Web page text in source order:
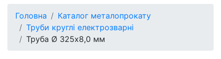
Головна
Каталог металопрокату
Труби круглі електрозварні
Труба Ø 325х8,0 мм